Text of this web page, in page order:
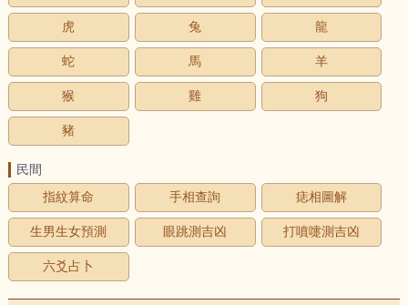
虎 兔 龍
蛇 馬 羊
猴 雞 狗
豬
民間
指紋算命
手相查詢 痣相圖解
生男生女預測 眼跳測吉凶 打噴嚏測吉凶
六爻占卜